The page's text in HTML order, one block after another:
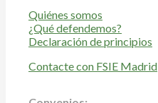
Quiénes somos
¿Qué defendemos?
Declaración de principios
Contacte con FSIE Madrid